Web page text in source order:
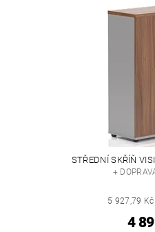
STŘEDNÍ SKŘÍŇ
+
5 927,79
4